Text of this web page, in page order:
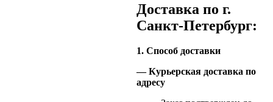
Доставка по г.
Санкт-Петербург:
1. Способ доставки
— Курьерская доставка по
адресу